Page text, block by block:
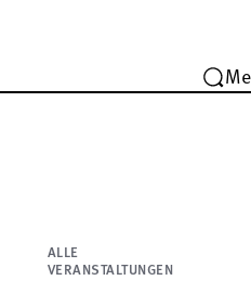
ALLE
VERANSTALTUNGEN